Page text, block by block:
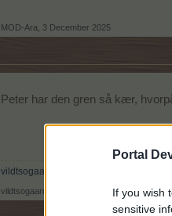
Portal
If you wish
sensitive
MOD-Ara 3 December 2025
Peter har den gren så kær,
vildtsogaard Id : 23811454
vildtsogaard 4 December 2025